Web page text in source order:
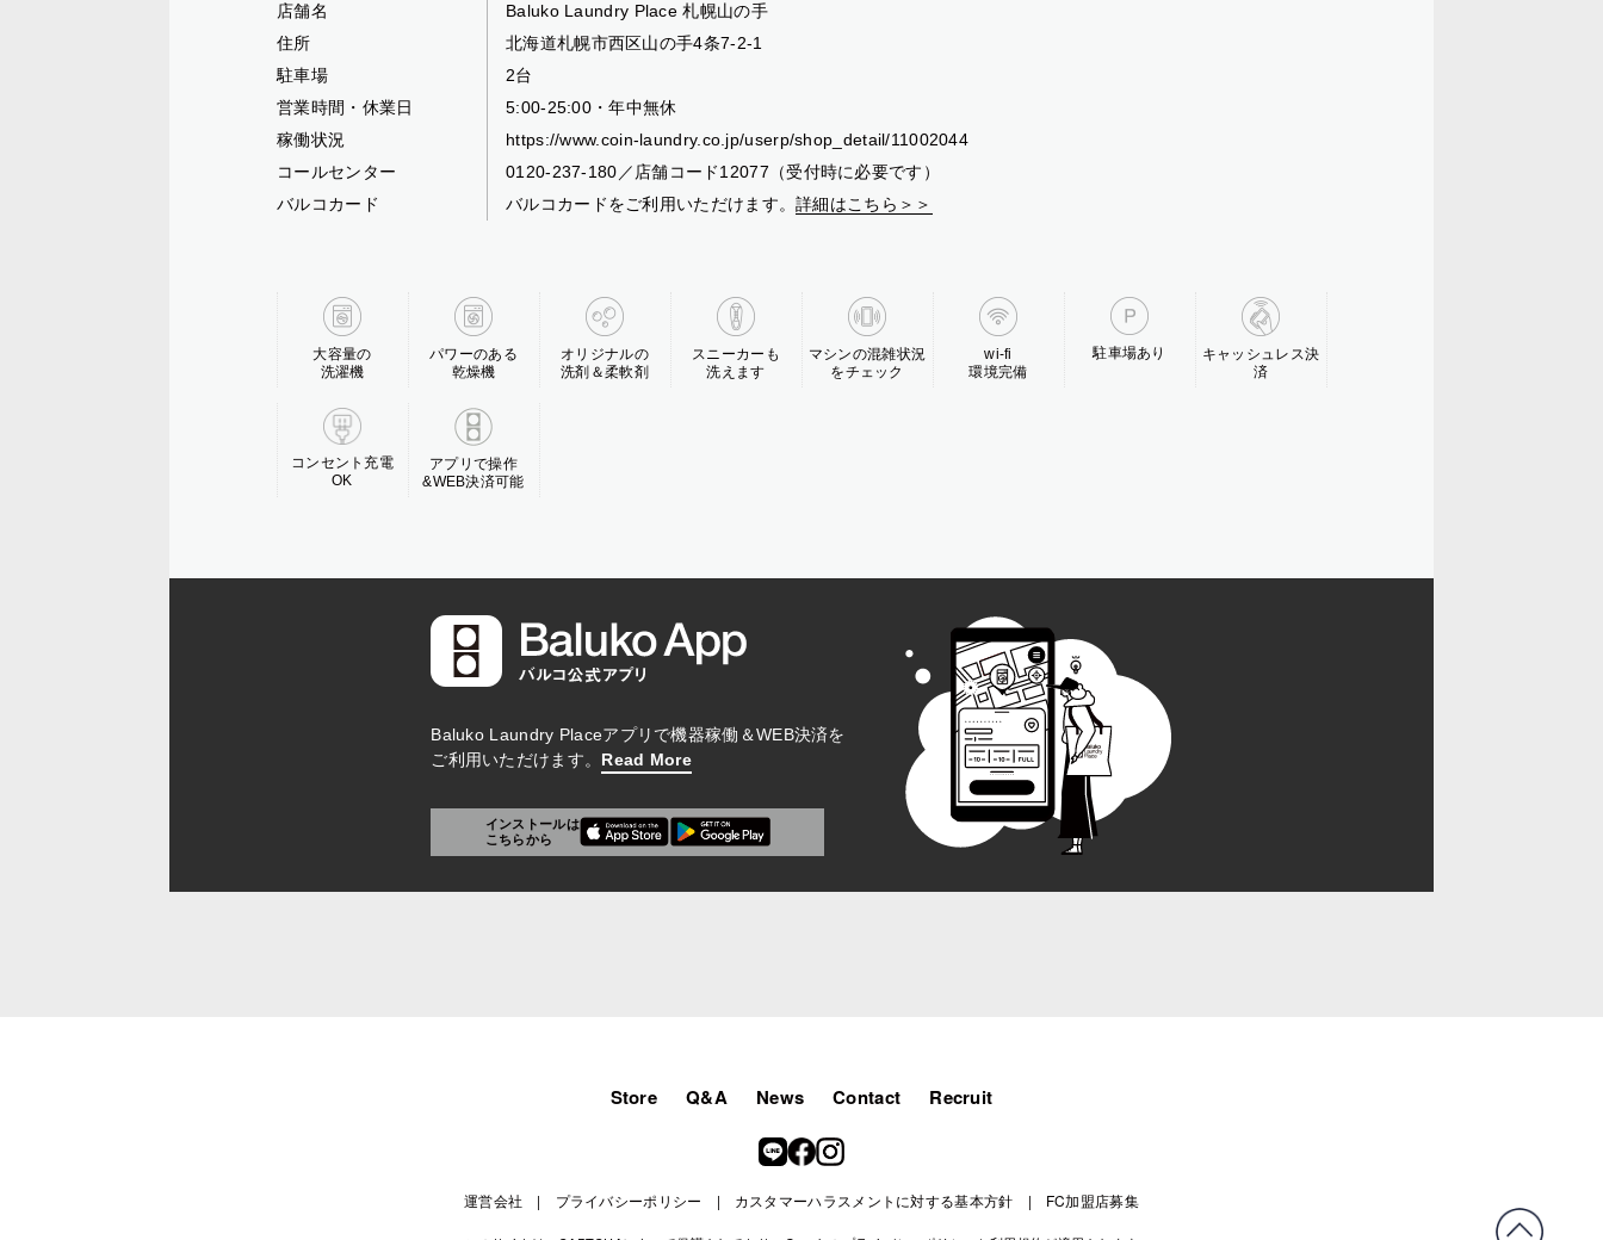
店舗名
Baluko Laundry Place 札幌山の手
住所
北海道札幌市西区山の手4条7-2-1
駐車場
2台
営業時間・休業日
5:00-25:00・年中無休
稼働状況
https://www.coin-laundry.co.jp/userp/shop_detail/11002044
コールセンター
0120-237-180／店舗コード12077（受付時に必要です）
バルコカード
バルコカードをご利用いただけます。詳細はこちら＞＞
大容量の
洗濯機
パワーのある
乾燥機
オリジナルの
洗剤＆柔軟剤
スニーカーも
洗えます
マシンの混雑状況
をチェック
wi-fi
環境完備
駐車場あり
キャッシュレス決
済
コンセント充電
OK
アプリで操作
&WEB決済可能
Baluko Laundry Placeアプリで機器稼働＆WEB決済を
ご利用いただけます。 Read More
インストールは
こちらから
Store Q&A News Contact Recruit
運営会社 プライバシーポリシー カスタマーハラスメントに対する基本方針 FC加盟店募集